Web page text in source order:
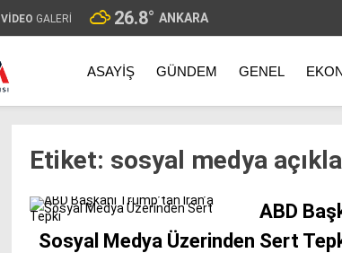
VİDEO GALERİ 26.8° ANKARA
ASAYIŞ GÜNDEM GENEL
Etiket: sosyal medya
ABD
Sosyal Medya Üzerinden Sert